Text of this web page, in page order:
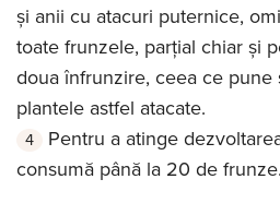
și anii cu atacuri puternice,
toate frunzele, parțial chiar și
doua înfrunzire, ceea ce pune
plantele astfel atacate.
Pentru a atinge
consumă până la 20 de frunze.